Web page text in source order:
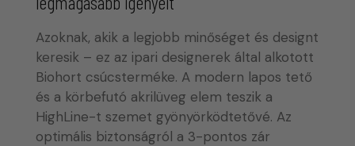
Azoknak, akik a legjobb minőséget és designt
keresik – ez az ipari designerek által alkotott
Biohort csúcsterméke. A modern lapos tető
és a körbefutó akrilüveg elem teszik a
HighLine-t szemet gyönyörködtetővé. Az
optimális biztonságról a 3-pontos zár